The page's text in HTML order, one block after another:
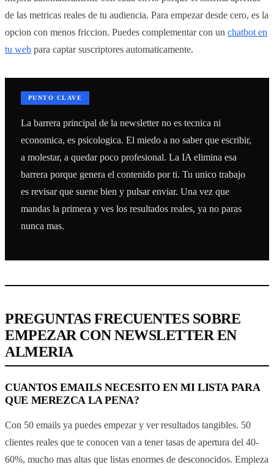
de las metricas reales de tu audiencia. Para empezar desde cero, es la
opcion con menos friccion. Puedes complementar con un chatbot en
tu web para captar suscriptores automaticamente.
PUNTO CLAVE
La barrera principal de la newsletter no es tecnica ni
economica, es psicologica. El miedo a no saber que escribir,
a molestar, a quedar poco profesional. La IA elimina esa
barrera porque genera el contenido por ti. Tu unico trabajo
es revisar que suene bien y pulsar enviar. Una vez que
mandas la primera y ves los resultados reales, ya no paras
nunca mas.
PREGUNTAS FRECUENTES SOBRE
EMPEZAR CON NEWSLETTER EN
ALMERIA
CUANTOS EMAILS NECESITO EN MI LISTA PARA
QUE MEREZCA LA PENA?
Con 50 emails ya puedes empezar y ver resultados tangibles. 50
clientes reales que te conocen van a tener tasas de apertura del 40-
60%, mucho mas altas que listas enormes de desconocidos. Empieza